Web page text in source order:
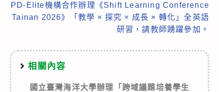
PD-Elite機構合作辦理《Shift Learning Conference
Tainan 2026》「教學 × 探究 × 成長 × 轉化」全英語
研習，請教師踴躍參加。
相關內容
國立臺灣海洋大學辦理「跨域議題培養學生